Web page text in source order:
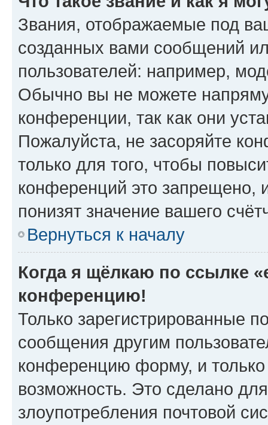
Звания, отображаемые под
созданных вами сообщений
пользователей: например,
Обычно вы не можете
конференции, так как они
Пожалуйста, не засоряйте
только для того, чтобы
конференций это запрещено,
понизят значение вашего
Вернуться к началу
Когда я щёлкаю по ссылке
конференцию!
Только зарегистрированные
сообщения другим
конференцию форму, и
возможность. Это сделано
злоупотребления почтовой